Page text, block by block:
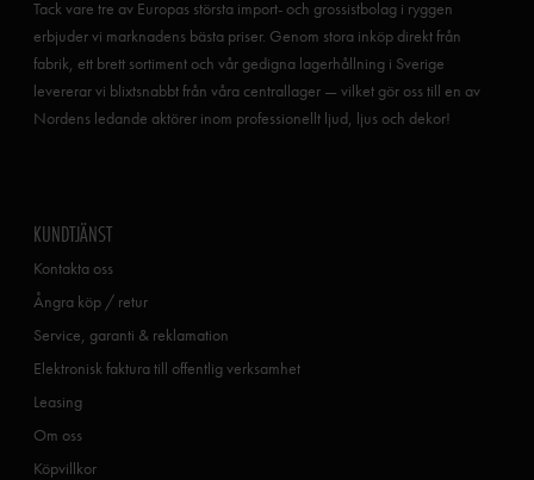
Tack vare tre av Europas största import- och grossistbolag i ryggen
erbjuder vi marknadens bästa priser. Genom stora inköp direkt från
fabrik, ett brett sortiment och vår gedigna lagerhållning i Sverige
levererar vi blixtsnabbt från våra centrallager — vilket gör oss till en av
Nordens ledande aktörer inom professionellt ljud, ljus och dekor!
KUNDTJÄNST
Kontakta oss
Ångra köp / retur
Service, garanti & reklamation
Elektronisk faktura till offentlig verksamhet
Leasing
Om oss
Köpvillkor